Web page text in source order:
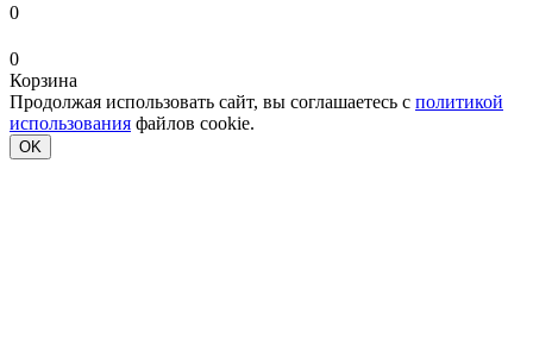
0
0
Корзина
Продолжая использовать сайт, вы соглашаетесь с политикой
использования файлов cookie.
OK